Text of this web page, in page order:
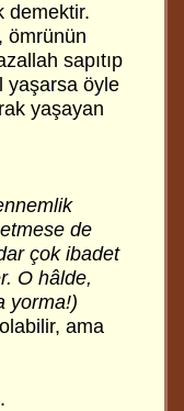
demektir.
ömrünün
sapıtıp
yaşarsa öyle
yaşayan
de
çok ibadet
O hâlde,
yorma!)
ama